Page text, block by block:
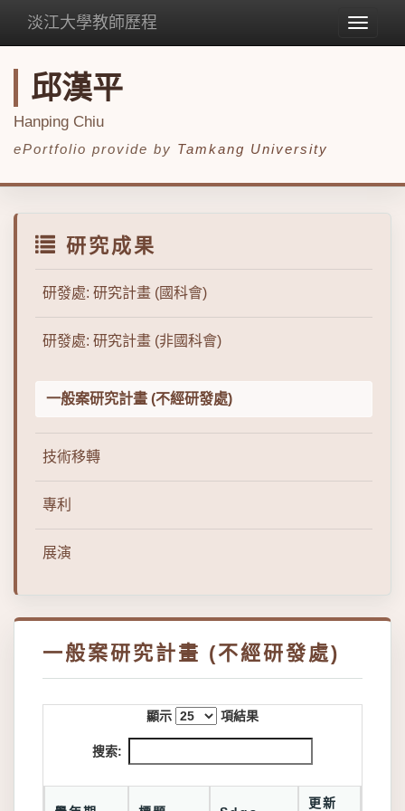
Toggle
淡江大學教師歷程
邱漢平
Hanping Chiu
ePortfolio provide by Tamkang University
研究成果
研發處: 研究計畫 (國科會)
研發處: 研究計畫 (非國科會)
一般案研究計畫 (不經研發處)
技術移轉
專利
展演
一般案研究計畫 (不經研發處)
顯示 項結果
搜索:
更新